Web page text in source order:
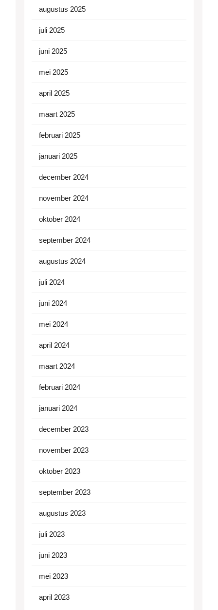
augustus 2025
juli 2025
juni 2025
mei 2025
april 2025
maart 2025
februari 2025
januari 2025
december 2024
november 2024
oktober 2024
september 2024
augustus 2024
juli 2024
juni 2024
mei 2024
april 2024
maart 2024
februari 2024
januari 2024
december 2023
november 2023
oktober 2023
september 2023
augustus 2023
juli 2023
juni 2023
mei 2023
april 2023